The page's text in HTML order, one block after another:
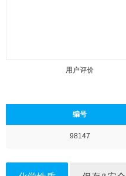
用户评价
编号
98147